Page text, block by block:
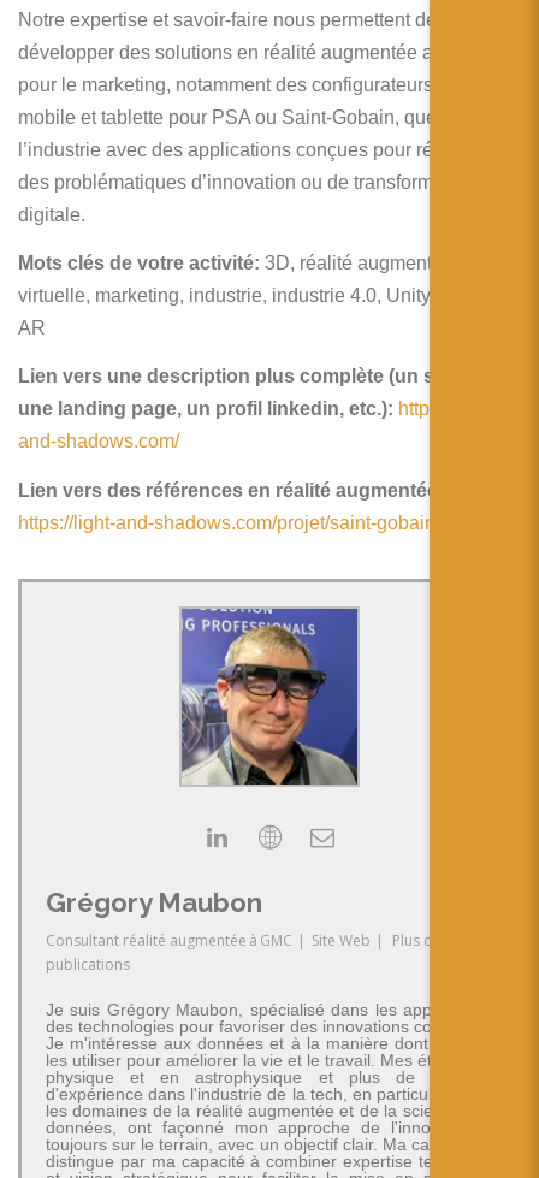
Notre expertise et savoir-faire nous permettent de
développer des solutions en réalité augmentée aussi bien
pour le marketing, notamment des configurateurs sur
mobile et tablette pour PSA ou Saint-Gobain, que pour
l’industrie avec des applications conçues pour répondre à
des problématiques d’innovation ou de transformation
digitale.
Mots clés de votre activité: 3D, réalité augmentée, réalité
virtuelle, marketing, industrie, industrie 4.0, Unity, XR, VR,
AR
Lien vers une description plus complète (un site web,
une landing page, un profil linkedin, etc.): https://light-
and-shadows.com/
Lien vers des références en réalité augmentée:
https://light-and-shadows.com/projet/saint-gobain/
Grégory Maubon
Consultant réalité augmentée à GMC | Site Web |
Plus de
publications
Je suis Grégory Maubon, spécialisé dans les applications
des technologies pour favoriser des innovations concrètes.
Je m'intéresse aux données et à la manière dont on peut
les utiliser pour améliorer la vie et le travail. Mes études en
physique et en astrophysique et plus de 30 ans
d'expérience dans l'industrie de la tech, en particulier dans
les domaines de la réalité augmentée et de la science des
données, ont façonné mon approche de l'innovation -
toujours sur le terrain, avec un objectif clair. Ma carrière se
distingue par ma capacité à combiner expertise technique